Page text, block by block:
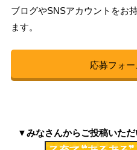
ブログやSNSアカウントをお
ます。
応募フォ
▼みなさんからご投稿いた